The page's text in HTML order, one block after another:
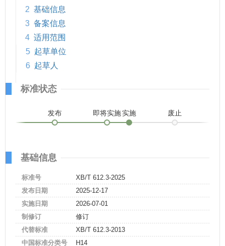
2 基础信息
3 备案信息
4 适用范围
5 起草单位
6 起草人
标准状态
发布 即将实施实施 废止
基础信息
标准号
XB/T 612.3-2025
发布日期
2025-12-17
实施日期
2026-07-01
制修订
修订
代替标准
XB/T 612.3-2013
中国标准分类号
H14